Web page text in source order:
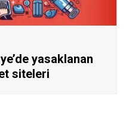
yasaklanan
siteleri